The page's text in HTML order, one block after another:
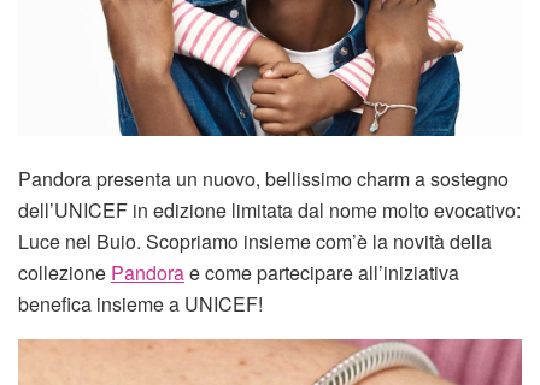
Pandora presenta un nuovo, bellissimo charm a sostegno
dell’UNICEF in edizione limitata dal nome molto evocativo:
Luce nel Buio. Scopriamo insieme com’è la novità della
collezione Pandorae come partecipare all’iniziativa
benefica insieme a UNICEF!